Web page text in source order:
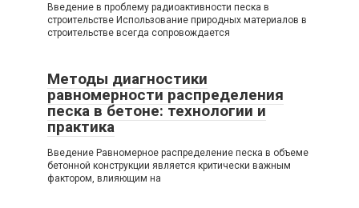
Введение в проблему радиоактивности песка в
строительстве Использование природных материалов в
строительстве всегда сопровождается
Методы диагностики
равномерности распределения
песка в бетоне: технологии и
практика
Введение Равномерное распределение песка в объеме
бетонной конструкции является критически важным
фактором, влияющим на